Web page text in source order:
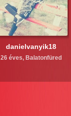
danielvanyik18
26 éves, Balatonfüred